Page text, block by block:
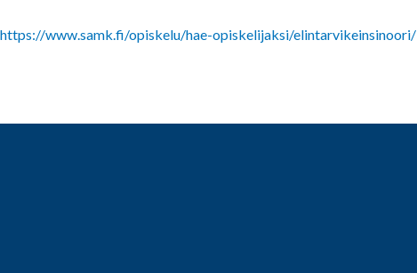
https://www.samk.fi/opiskelu/hae-opiskelijaksi/elintarvikeinsinoori/